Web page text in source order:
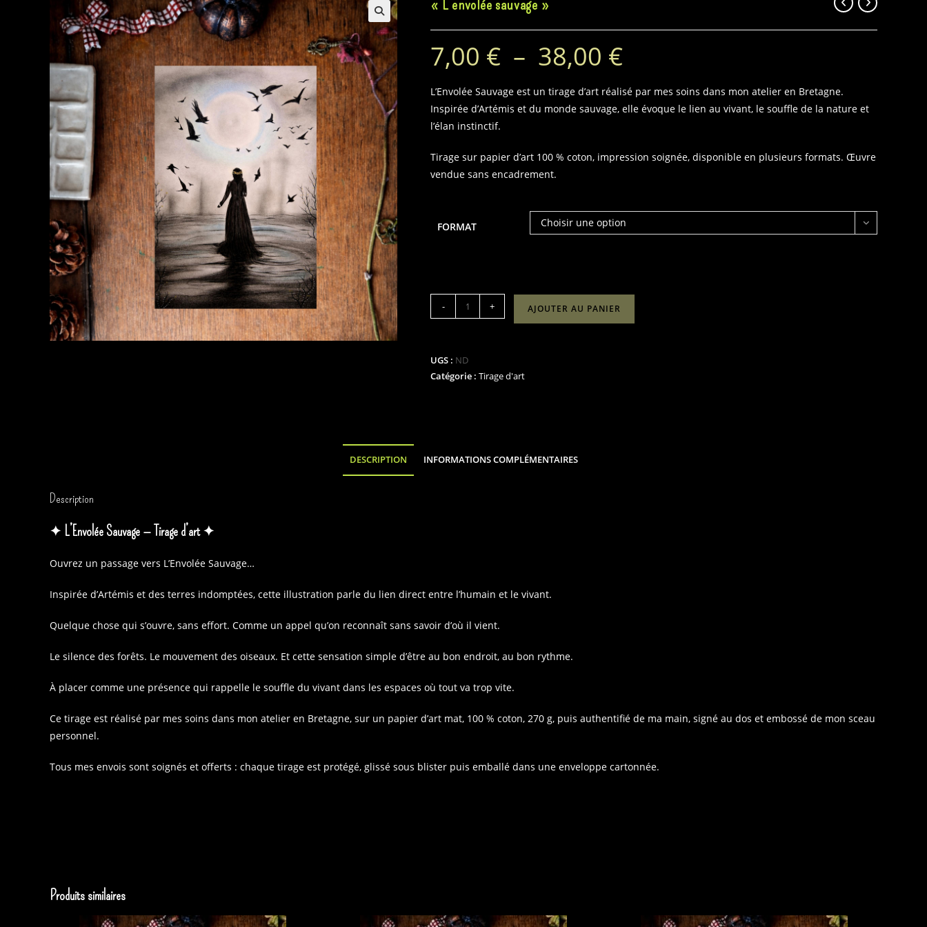
« L’envolée sauvage »
7,00 € – 38,00 €Plage
à
38,00 €
L’Envolée Sauvage est un tirage d’art réalisé par mes soins dans mon atelier en Bretagne.
Inspirée d’Artémis et du monde sauvage, elle évoque le lien au vivant, le souffle de la nature et
l’élan instinctif.
Tirage sur papier d’art 100 % coton, impression soignée, disponible en plusieurs formats. Œuvre
vendue sans encadrement.
FORMAT Choisir une option
quantité
de
- + AJOUTER AU PANIER
UGS : ND
Catégorie : Tirage d'art
DESCRIPTION INFORMATIONS COMPLÉMENTAIRES
Description
✦ L’Envolée Sauvage — Tirage d’art ✦
Ouvrez un passage vers L’Envolée Sauvage…
Inspirée d’Artémis et des terres indomptées, cette illustration parle du lien direct entre l’humain et le vivant.
Quelque chose qui s’ouvre, sans effort. Comme un appel qu’on reconnaît sans savoir d’où il vient.
Le silence des forêts. Le mouvement des oiseaux. Et cette sensation simple d’être au bon endroit, au bon rythme.
À placer comme une présence qui rappelle le souffle du vivant dans les espaces où tout va trop vite.
Ce tirage est réalisé par mes soins dans mon atelier en Bretagne, sur un papier d’art mat, 100 % coton, 270 g, puis authentifié de ma main, signé au dos et embossé de mon sceau
personnel.
Tous mes envois sont soignés et offerts : chaque tirage est protégé, glissé sous blister puis emballé dans une enveloppe cartonnée.
Produits similaires